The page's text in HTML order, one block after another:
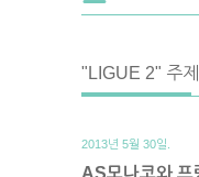
"LIGUE 2" 주
2013년 5월 30일.
AS모나코와 프